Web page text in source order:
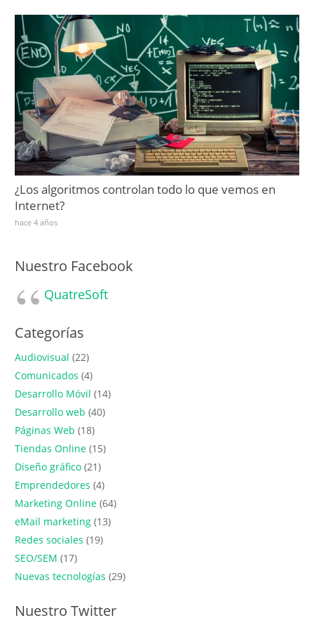
¿Los algoritmos controlan todo lo que vemos en
Internet?
hace 4 años
Nuestro Facebook
QuatreSoft
Categorías
Audiovisual (22)
Comunicados (4)
Desarrollo Móvil (14)
Desarrollo web (40)
Páginas Web (18)
Tiendas Online (15)
Diseño gráfico (21)
Emprendedores (4)
Marketing Online (64)
eMail marketing (13)
Redes sociales (19)
SEO/SEM (17)
Nuevas tecnologías (29)
Nuestro Twitter